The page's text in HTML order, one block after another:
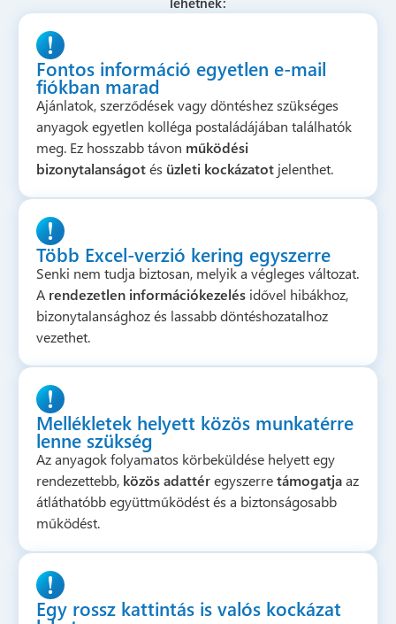
Fontos információ egyetlen e-mail
fiókban marad
Ajánlatok, szerződések vagy döntéshez szükséges
anyagok egyetlen kolléga postaládájában találhatók
meg. Ez hosszabb távon működési
bizonytalanságotés üzleti kockázatot jelenthet.
Több Excel-verzió kering egyszerre
Senki nem tudja biztosan, melyik a végleges változat.
A rendezetlen információkezelés idővel hibákhoz,
bizonytalansághoz és lassabb döntéshozatalhoz
vezethet.
Mellékletek helyett közös munkatérre
lenne szükség
Az anyagok folyamatos körbeküldése helyett egy
rendezettebb, közös adattéregyszerretámogatjaaz
átláthatóbb együttműködést és a biztonságosabb
működést.
Egy rossz kattintás is valós kockázat